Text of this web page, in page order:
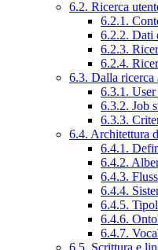
6.2. Ricerca
6.2.1.
6.2.2. Dati
6.2.3.
6.2.4.
6.3. Dalla ricerca
6.3.1.
6.3.2. Job
6.3.3.
6.4. Architettura
6.4.1.
6.4.2.
6.4.3.
6.4.4.
6.4.5.
6.4.6.
6.4.7.
6.5. Scrittura e